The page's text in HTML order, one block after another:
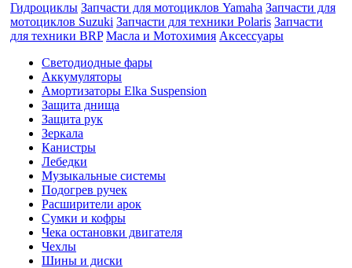
Гидроциклы Запчасти для мотоциклов Yamaha Запчасти для
мотоциклов Suzuki Запчасти для техники Polaris Запчасти
для техники BRP Масла и Мотохимия Аксессуары
Cветодиодные фары
Аккумуляторы
Амортизаторы Elka Suspension
Защита днища
Защита рук
Зеркала
Канистры
Лебедки
Музыкальные системы
Подогрев ручек
Расширители арок
Сумки и кофры
Чека остановки двигателя
Чехлы
Шины и диски